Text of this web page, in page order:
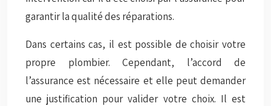
garantir la qualité des réparations.
Dans certains cas, il est possible de choisir votre
propre plombier. Cependant, l’accord de
l’assurance est nécessaire et elle peut demander
une justification pour valider votre choix. Il est